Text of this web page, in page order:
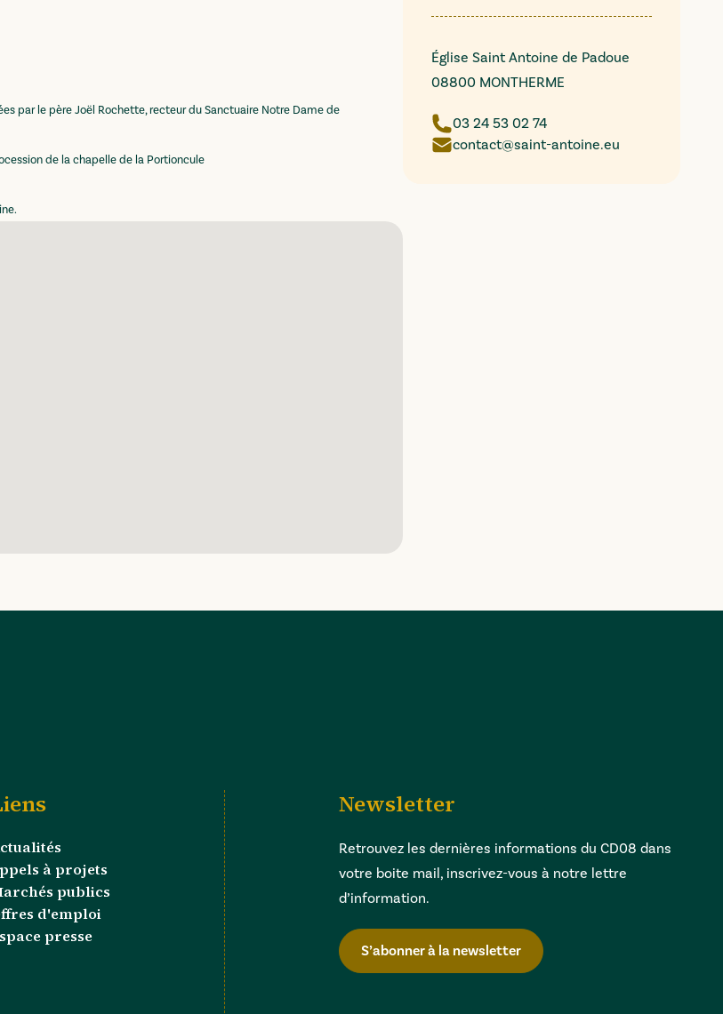
par le père Joël Rochette, recteur du Sanctuaire Notre Dame de
de la chapelle de la Portioncule
Église Saint Antoine de Padoue
08800 MONTHERME
03 24 53 02 74
contact@saint-antoine.eu
à projets
publics
d'emploi
presse
Newsletter
Retrouvez les dernières informations du CD08 dans
votre boite mail, inscrivez-vous à notre lettre
d’information.
S’abonner à la newsletter